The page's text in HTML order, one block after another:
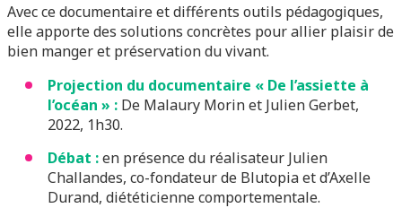
Avec ce documentaire et différents outils pédagogiques,
elle apporte des solutions concrètes pour allier plaisir de
bien manger et préservation du vivant.
Projection du documentaire « De l’assiette à
l’océan » : De Malaury Morin et Julien Gerbet,
2022, 1h30.
Débat :en présence du réalisateur Julien
Challandes, co-fondateur de Blutopia et d’Axelle
Durand, diététicienne comportementale.